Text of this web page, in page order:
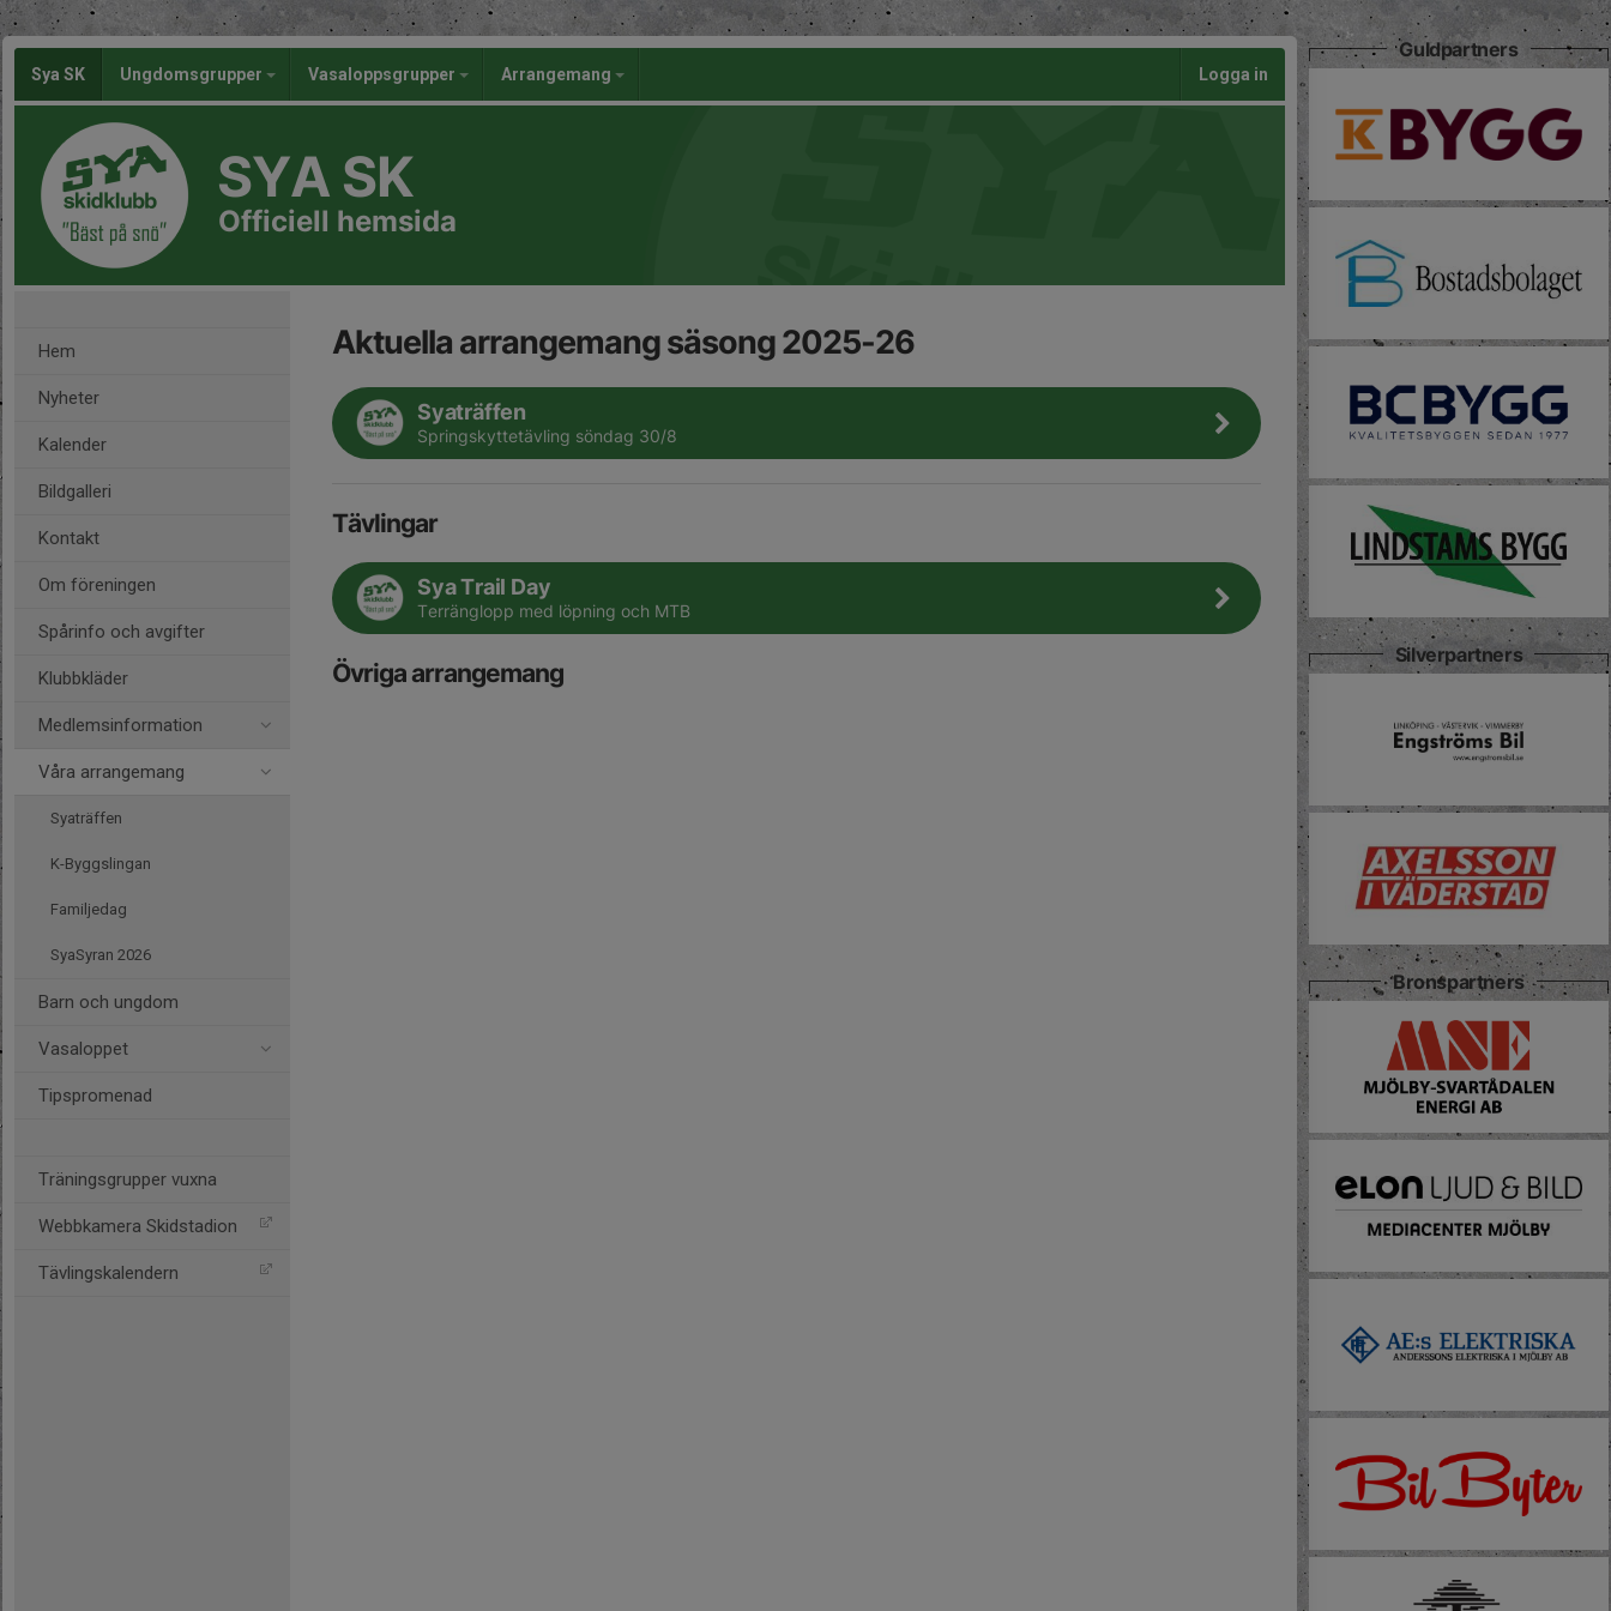
Sya SK Ungdomsgrupper Vasaloppsgrupper Arrangemang Logga in
SYA SK
Officiell hemsida
Hem
Nyheter
Kalender
Bildgalleri
Kontakt
Om föreningen
Spårinfo och avgifter
Klubbkläder
Medlemsinformation
Våra arrangemang
Syaträffen
K-Byggslingan
Familjedag
SyaSyran 2026
Barn och ungdom
Vasaloppet
Tipspromenad
Träningsgrupper vuxna
Webbkamera Skidstadion
Tävlingskalendern
Aktuella arrangemang säsong 2025-26
Syaträffen
Springskyttetävling söndag 30/8
Tävlingar
Sya Trail Day
Terränglopp med löpning och MTB
Övriga arrangemang
Guldpartners
Silverpartners
Bronspartners